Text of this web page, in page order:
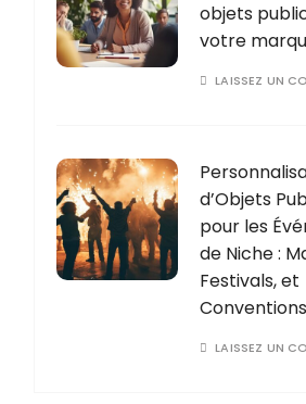
objets
votre
LAISSEZ UN
d’Objets
pour les
de Niche :
Festivals, et
Conventions
LAISSEZ UN